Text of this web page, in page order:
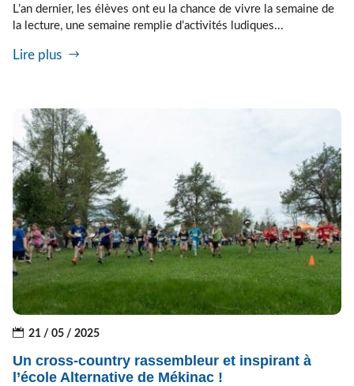
L’an dernier, les élèves ont eu la chance de vivre la semaine de
la lecture, une semaine remplie d’activités ludiques...
Lire plus
21 / 05 / 2025
Un cross-country rassembleur et inspirant à
l’école Alternative de Mékinac !